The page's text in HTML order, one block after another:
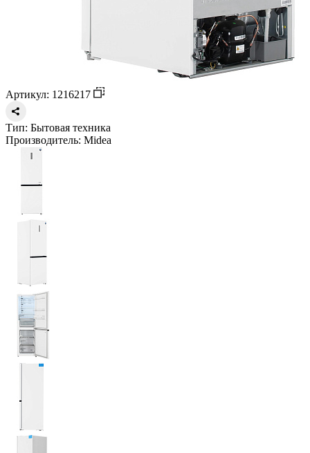
Артикул: 1216217
Тип: Бытовая техника
Производитель: Midea